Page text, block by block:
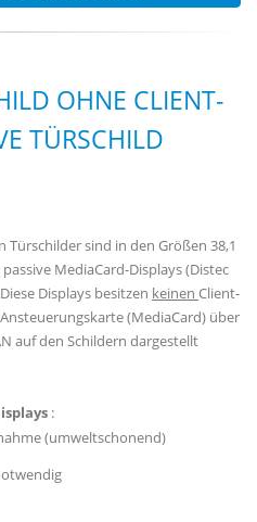
OHNE CLIENT-
TÜRSCHILD
sind in den Größen 38,1
passive MediaCard-Displays (Distec
Displays besitzen keinen Client-
(MediaCard) über
auf den Schildern dargestellt
:
(umweltschonend)